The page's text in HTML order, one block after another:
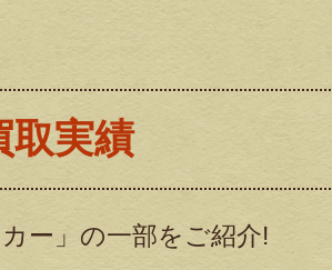
取実績
ー」の一部をご紹介!